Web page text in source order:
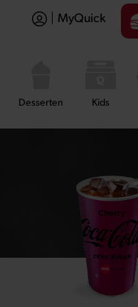
MyQuick
Desserten Kids